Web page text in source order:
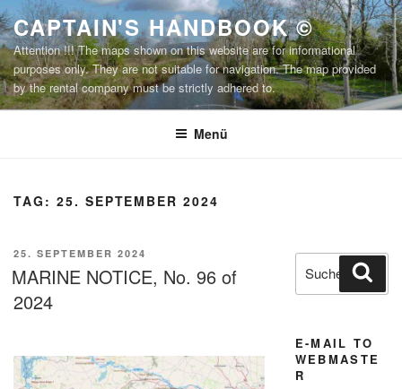
Zum
Inhalt
springen
CAPTAIN'S HANDBOOK ©
Attention !!! The maps shown on this website are for informational
purposes only. They are not suitable for navigation. The map provided
by the rental company must be strictly adhered to.
Menü
TAG: 25. SEPTEMBER 2024
VERÖFFENTLICHT
AM
25. SEPTEMBER 2024
MARINE NOTICE, No. 96 of
2024
Suchen
nach:
E-MAIL TO
WEBMASTE
R